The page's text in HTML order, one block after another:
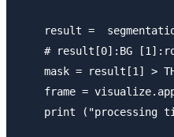
result =
# result[0]:BG
mask = result[1] >
frame =
print ("processing